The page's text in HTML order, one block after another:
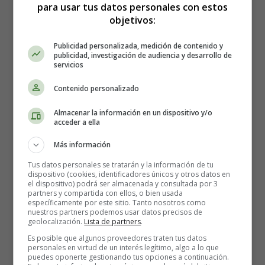
entrar en los arañazos.
organismos y causar úlceras corneales, llagas abiertas en
la córnea que pueden nublar la visión. Siempre, siempre
se deben de quitar las lentillas durante el sueño nocturno.
Infección ocular
No tiene que usar lentes de contacto para contraer
infecciones oculares que dañen la córnea.
La queratitis por herpes es una infección en el ojo
causada por el virus del herpes. Puede obtenerlo con solo
tocarse un herpes labial en los labios y luego tocarse los
ojos. Las bacterias y los hongos que se abren camino
después de una lesión en el ojo también pueden causar
infección.
para usar tus datos personales con estos
objetivos:
Publicidad personalizada, medición de contenido y
publicidad, investigación de audiencia y desarrollo de
servicios
Contenido personalizado
Almacenar la información en un dispositivo y/o
acceder a ella
Más información
Tus datos personales se tratarán y la información de tu
dispositivo (cookies, identificadores únicos y otros datos en
el dispositivo) podrá ser almacenada y consultada por 3
partners y compartida con ellos, o bien usada
específicamente por este sitio. Tanto nosotros como
nuestros partners podemos usar datos precisos de
geolocalización. Lista de partners.
Es posible que algunos proveedores traten tus datos
personales en virtud de un interés legítimo, algo a lo que
puedes oponerte gestionando tus opciones a continuación.